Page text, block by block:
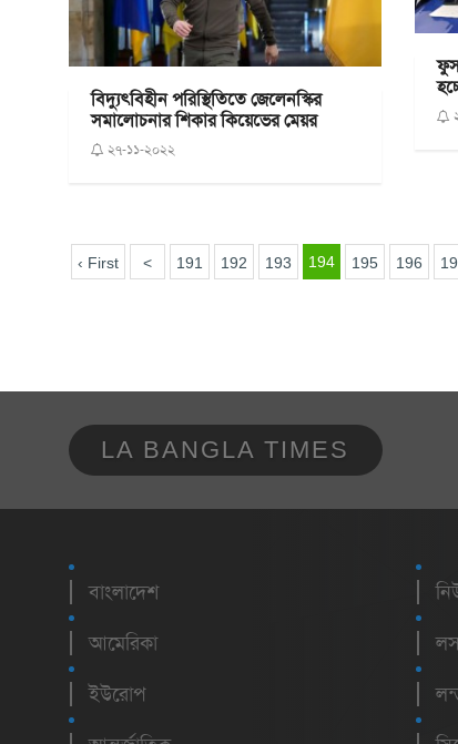
বিদ্যুৎবিহীন পরিস্থিতিতে জেলেনস্কির
সমালোচনার শিকার কিয়েভের মেয়র
২৭-১১-২০২২
‹ First < 191 192 193 194 195 196
LA BANGLA TIMES
বাংলাদেশ
আমেরিকা
ইউরোপ